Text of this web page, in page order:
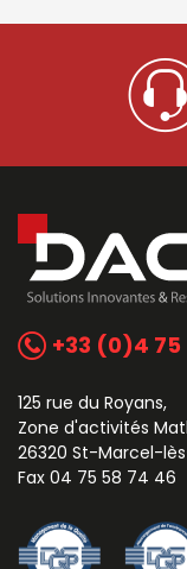
+33 (0)4 75
125 rue du Royans,
Zone d'activités
26320 St-Marcel-
Fax 04 75 58 74 46